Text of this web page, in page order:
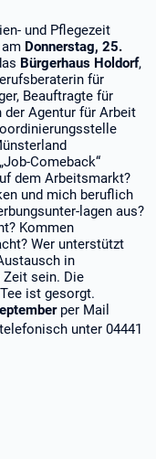
und Pflegezeit
Donnerstag, 25.
Bürgerhaus Holdorf,
für
Beauftragte für
Agentur für Arbeit
Comeback“
dem Arbeitsmarkt?
und mich beruflich
lagen aus?
Kommen
Wer unterstützt
in
sein. Die
ist gesorgt.
per Mail
unter 04441